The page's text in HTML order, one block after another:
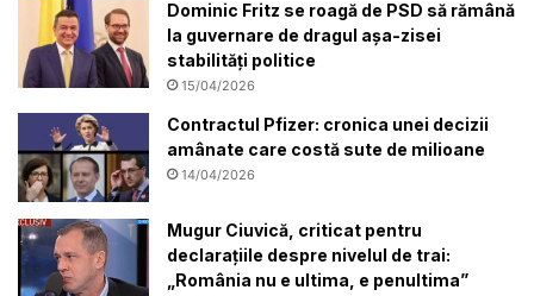
Dominic Fritz se roagă de PSD să rămână
la guvernare de dragul așa-zisei
stabilități politice
15/04/2026
Contractul Pfizer: cronica unei decizii
amânate care costă sute de milioane
14/04/2026
Mugur Ciuvică, criticat pentru
declarațiile despre nivelul de trai:
„România nu e ultima, e penultima”